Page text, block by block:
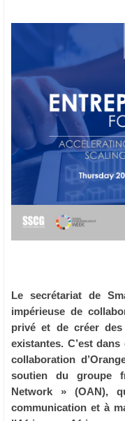
Le secrétariat de
impérieuse de
privé et de créer
existantes. C’est
collaboration
soutien du groupe
Network » (OAN),
communication et à